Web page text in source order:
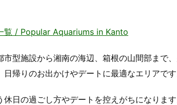
覧 / Popular Aquariums in Kanto
型施設から湘南の海辺、箱根の山間部まで
帰りのお出かけやデートに最適なエリアです
日の過ごし方やデートを控えがちになりま